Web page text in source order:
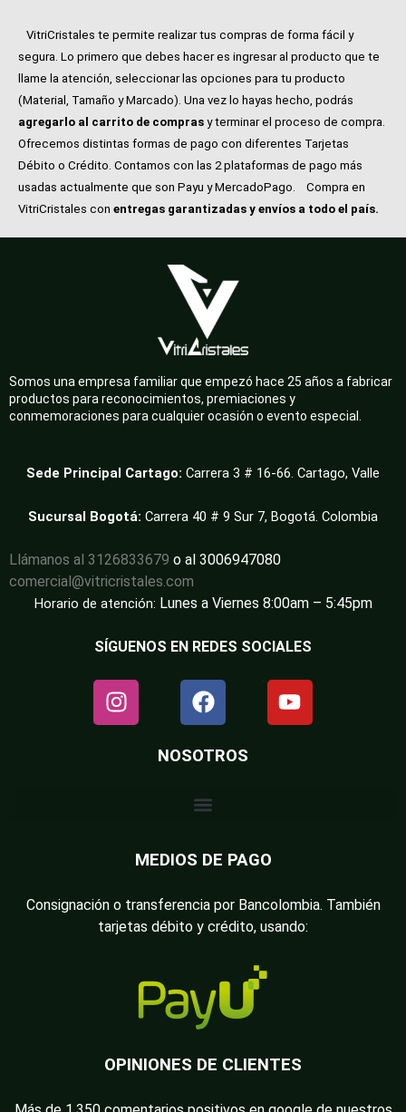
VitriCristales te permite realizar tus compras de forma fácil y
segura. Lo primero que debes hacer es ingresar al producto que te
llame la atención, seleccionar las opciones para tu producto
(Material, Tamaño y Marcado). Una vez lo hayas hecho, podrás
agregarlo al carrito de compras y terminar el proceso de compra.
Ofrecemos distintas formas de pago con diferentes Tarjetas
Débito o Crédito. Contamos con las 2 plataformas de pago más
usadas actualmente que son Payu y MercadoPago.
Compra en
VitriCristales con entregas garantizadas y envíos a todo el país.
Somos una empresa familiar que empezó hace 25 años a fabricar
productos para reconocimientos, premiaciones y
conmemoraciones para cualquier ocasión o evento especial.
Sede Principal Cartago: Carrera 3 # 16-66. Cartago, Valle
Sucursal Bogotá: Carrera 40 # 9 Sur 7, Bogotá. Colombia
Llámanos al 3126833679 o al 3006947080
comercial@vitricristales.com
Horario de atención: Lunes a Viernes 8:00am – 5:45pm
SÍGUENOS EN REDES SOCIALES
NOSOTROS
MEDIOS DE PAGO
Consignación o transferencia por Bancolombia. También
tarjetas débito y crédito, usando:
OPINIONES DE CLIENTES